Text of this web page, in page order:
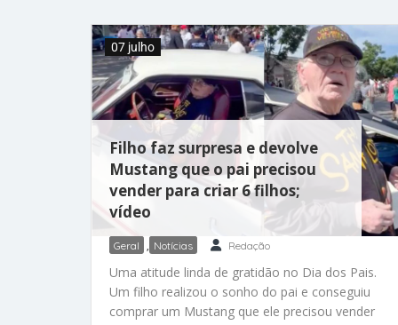
Filho faz surpresa e devolve
Mustang que o pai precisou
vender para criar 6 filhos;
vídeo
07 julho
Geral , Notícias Redação
Uma atitude linda de gratidão no Dia dos Pais.
Um filho realizou o sonho do pai e conseguiu
comprar um Mustang que ele precisou vender